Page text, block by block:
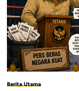
Berita Utama